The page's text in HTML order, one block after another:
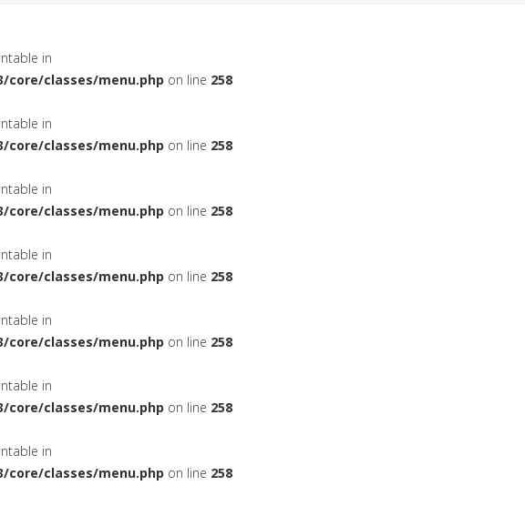
in
classes/menu.php on line 258
in
classes/menu.php on line 258
in
classes/menu.php on line 258
in
classes/menu.php on line 258
in
classes/menu.php on line 258
in
classes/menu.php on line 258
in
classes/menu.php on line 258